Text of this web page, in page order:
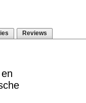
Reviews